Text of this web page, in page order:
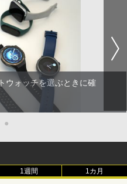
ウォッチを選ぶときに確
●
1週間 1カ月